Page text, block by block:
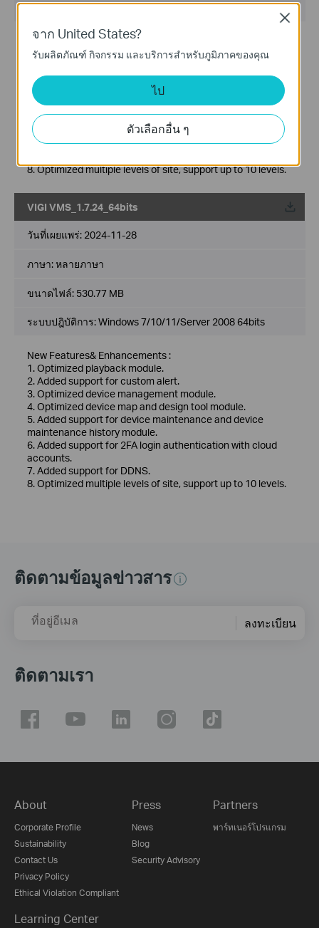
ระบบปฎิบัติการ: Windows 7/10/11/Server 2008 32bits
New Features& Enhancements :
1. Optimized playback module.
3. Optimized device management module.
4. Optimized device map and design tool module.
5. Added support for device maintenance and device
maintenance history module.
6. Added support for 2FA login authentication with cloud
accounts.
8. Optimized multiple levels of site, support up to 10 levels.
VIGI VMS_1.7.24_64bits
วันที่เผยแพร่: 2024-11-28
ภาษา:หลายภาษา
ขนาดไฟล์: 530.77 MB
ระบบปฎิบัติการ: Windows 7/10/11/Server 2008 64bits
New Features& Enhancements :
1. Optimized playback module.
2. Added support for custom alert.
3. Optimized device management module.
4. Optimized device map and design tool module.
5. Added support for device maintenance and device
maintenance history module.
6. Added support for 2FA login authentication with cloud
accounts.
7. Added support for DDNS.
8. Optimized multiple levels of site, support up to 10 levels.
ติดตามข้อมูลข่าวสาร
ที่อยู่อีเมล ลงทะเบียน
ติดตามเรา
About
Corporate Profile
Sustainability
Contact Us
Privacy Policy
Ethical Violation Compliant
Press
News
Blog
Security Advisory
Partners
พาร์ทเนอร์โปรแกรม
Learning Center
จาก United States?
รับผลิตภัณฑ์ กิจกรรม และบริการสำหรับภูมิภาคของคุณ
ไป
ตัวเลือกอื่น ๆ
Close